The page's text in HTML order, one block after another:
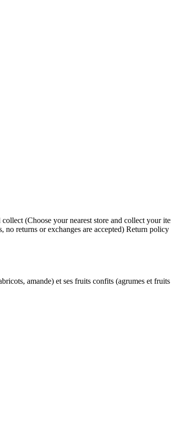
(Choose your nearest store and collect your
Return policy
amande) et ses fruits confits (agrumes et